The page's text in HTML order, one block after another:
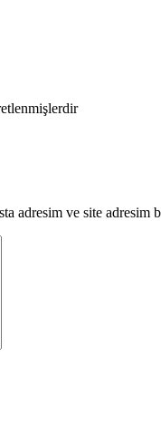
adresim ve site adresim